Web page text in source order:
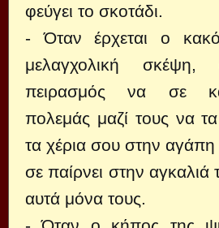
φεύγει το σκοτάδι.
- Όταν έρχεται ο
μελαγχολική
πειρασμός να σε
πολεμάς μαζί τους να τα
τα χέρια σου στην αγάπη
σε παίρνει στην αγκαλιά
αυτά μόνα τους.